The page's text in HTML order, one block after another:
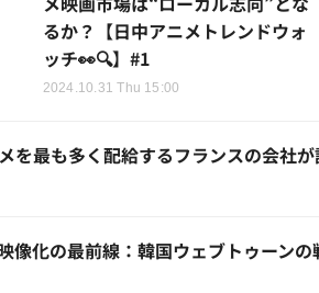
るか？【日中アニメトレンドウォ
ッチ👀🔍】#1
2024.10.31 Thu 15:00
を最も多く配給するフランスの会社
像化の最前線：韓国ウェブトゥーン